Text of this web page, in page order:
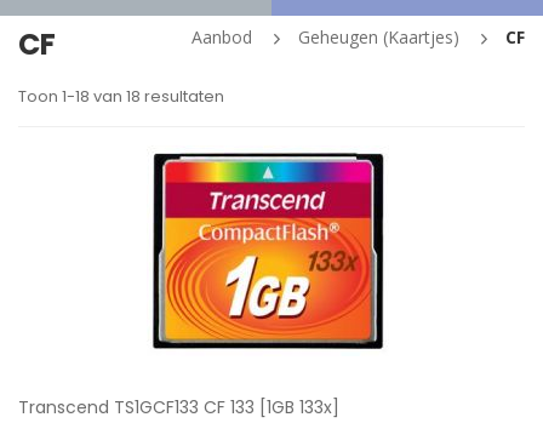
CF Aanbod Geheugen (kaartjes) CF
Toon 1-18 van 18 resultaten
Transcend TS1GCF133 CF 133 [1GB 133x]